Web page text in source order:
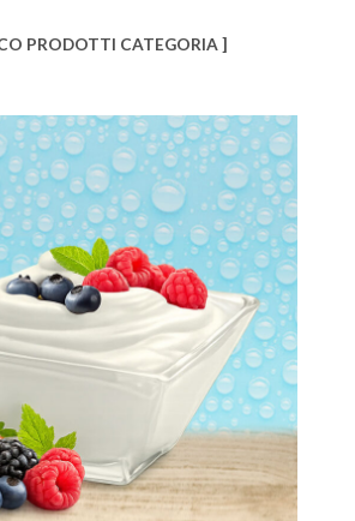
PRODOTTI CATEGORIA ]